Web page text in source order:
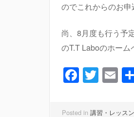
のでこれからのお申
尚、8月度も行う予
のT.T Laboのホーム
Posted in 講習・レッスン